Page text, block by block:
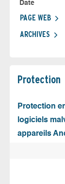
Date
PAGE WEB
ARCHIVES
Protection
Protection
logiciels
appareils